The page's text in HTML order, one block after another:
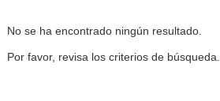
No se ha encontrado ningún resultado.
Por favor, revisa los criterios de búsqueda.